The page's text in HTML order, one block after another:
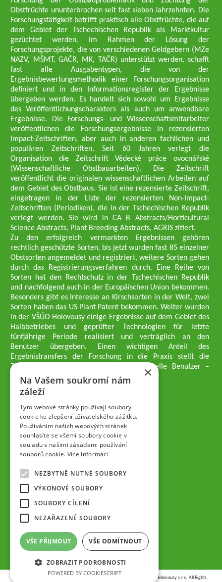
Obstfrüchte ununterbrochen seit fast sieben Jahrzehnten. Die
Forschungstätigkeit betrifft praktisch alle Obstfrüchte, die auf
dem Gebiet der Tschechischen Republik als Marktkultur
gezüchtet werden. Im Rahmen der Lösung der
Forschungsprojekte, die von verschiedenen Geldgebern (MZe
NAZV, MŠMT, GAČR, MK, TAČR) unterstützt werden, schafft
fast alle Ausgabentypen, die von der
Ergebnisbewertungsmethodik einer Forschungsorganisation
definiert und in den Informationsregister der Ergebnisse
übergeben werden. Es handelt sich sowohl um Ergebnisse
des Veröffentlichungscharakters als auch um anwendbare
Ergebnisse. Die Forschungs- und Wissenschaftsmitarbeiter
veröffentlichen die Forschungsergebnisse in rezensierten
Impact-Zeitschriften, aber auch in anderen fachlichen und
populären Zeitschriften. Seit 60 Jahren verlegt die
Organisation die Zeitschrift Vědecké práce ovocnářské
(Wissenschaftliche Obstbauarbeiten). Die Zeitschrift
veröffentlicht die originalen wissenschaftlichen Arbeiten auf
dem Gebiet des Obstbaus. Sie ist eine rezensierte Zeitschrift,
eingetragen in der Liste der rezensierten Non-Impact-
Zeitschriften (Periodiken), die in der Tschechischen Republik
verlegt werden. Sie wird in CA B Abstracts/Horticultural
Science Abstracts, Plant Breeding Abstracts, AGRIS zitiert.
Zu den erfolgreich vermarkten Ergebnissen gehören
rechtlich geschützte Sorten, bis jetzt wurden fast 85 einzelner
Obstsorten angemeldet und registriert, weitere Sorten gehen
durch das Registrierungsverfahren durch. Eine Reihe von
Sorten hat den Rechtschutz in der Tschechischen Republik
und nachfolgend auch in der Europäischen Union bekommen.
Besonders gibt es Interesse an Kirschsorten in der Welt, zwei
Sorten haben das US Plant Patent bekommen. Weiter wurden
in der VŠÚO Holovousy einige Ergebnisse auf dem Gebiet des
Halbbetriebes und geprüfter Technologien für letzte
fünfjährige Periode realisiert und verträglich an den
Benutzer übergeben. Einen wichtigen Anteil des
Ergebnistransfers der Forschung in die Praxis stellt die
Züchtungsmethodik dar, die an professionelle Benutzer –
professionelle Obstzüchter übergeben wird.
Geschäftsführer der Gesellschaft
Dipl.-Ing. Tomáš Zmeškal
Dipl.-Ing. Jaroslav Vácha
Gesellschafter
Dipl.-Ing. Jan Blažek, CS c.
Dipl.-Ing. Josef Kosina, CS c.
Dipl.-Ing. Václav Ludvík
Jaroslav Muška
Dipl.-Ing. Radoslav Potůček
SEMPRA PRAHA a.s. (AG)
Aufsichtsrat der Gesellschaft
Dipl.-Ing. Josef Kosina
Mgr. Vladimír Samek
Mgr. Hana Vránová
VŠÚO | Výzkumný a šlechtitelský ústav ovocnářský Holovousy s.r.o. All Rights
×
Na Vašem soukromí nám
záleží
Tyto webové stránky používají soubory
cookie ke zlepšení uživatelského zážitku.
Používáním našich webových stránek
souhlasíte se všemi soubory cookie v
souladu s našimi zásadami používání
souborů cookie. Více informací
NEZBYTNĚ NUTNÉ SOUBORY
VÝKONOVÉ SOUBORY
SOUBORY CÍLENÍ
NEZAŘAZENÉ SOUBORY
VŠE PŘIJMOUT VŠE ODMÍTNOUT
ZOBRAZIT PODROBNOSTI
POWERED BY COOKIESCRIPT